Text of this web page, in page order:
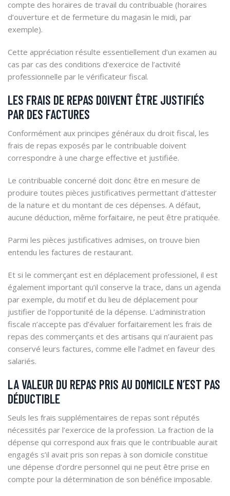
compte des horaires de travail du contribuable (horaires
d’ouverture et de fermeture du magasin le midi, par
exemple).
Cette appréciation résulte essentiellement d’un examen au
cas par cas des conditions d’exercice de l’activité
professionnelle par le vérificateur fiscal.
LES FRAIS DE REPAS DOIVENT ÊTRE JUSTIFIÉS
PAR DES FACTURES
Conformément aux principes généraux du droit fiscal, les
frais de repas exposés par le contribuable doivent
correspondre à une charge effective et justifiée.
Le contribuable concerné doit donc être en mesure de
produire toutes pièces justificatives permettant d’attester
de la nature et du montant de ces dépenses. A défaut,
aucune déduction, même forfaitaire, ne peut être pratiquée.
Parmi les pièces justificatives admises, on trouve bien
entendu les factures de restaurant.
Et si le commerçant est en déplacement professionel, il est
également important qu’il conserve la trace, dans un agenda
par exemple, du motif et du lieu de déplacement pour
justifier de l’opportunité de la dépense. L’administration
fiscale n’accepte pas d’évaluer forfaitairement les frais de
repas des commerçants et des artisans qui n’auraient pas
conservé leurs factures, comme elle l’admet en faveur des
salariés.
LA VALEUR DU REPAS PRIS AU DOMICILE N’EST PAS
DÉDUCTIBLE
Seuls les frais supplémentaires de repas sont réputés
nécessités par l’exercice de la profession. La fraction de la
dépense qui correspond aux frais que le contribuable aurait
engagés s’il avait pris son repas à son domicile constitue
une dépense d’ordre personnel qui ne peut être prise en
compte pour la détermination de son bénéfice imposable.